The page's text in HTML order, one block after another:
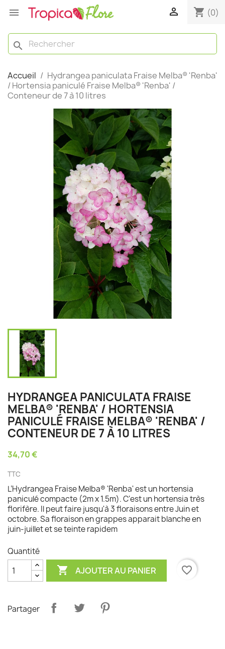
  shopping_cart (0)
search
Accueil
Hydrangea paniculata Fraise Melba® 'Renba'
/ Hortensia paniculé Fraise Melba® 'Renba' /
Conteneur de 7 à 10 litres
HYDRANGEA PANICULATA FRAISE
MELBA® 'RENBA' / HORTENSIA
PANICULÉ FRAISE MELBA® 'RENBA' /
CONTENEUR DE 7 À 10 LITRES
34,70 €
TTC
L’Hydrangea Fraise Melba® 'Renba' est un hortensia
paniculé compacte (2m x 1.5m). C'est un hortensia très
florifère. Il peut faire jusqu'à 3 floraisons entre Juin et
octobre. Sa floraison en grappes apparait blanche en
juin-juillet et se teinte rapidem
Quantité
 AJOUTER AU PANIER favorite_border
Partager